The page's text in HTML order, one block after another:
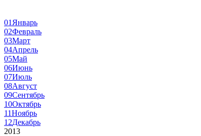
01 Январь
02Февраль
03Март
04Апрель
05Май
06Июнь
07Июль
08Август
09Сентябрь
10Октябрь
11Ноябрь
12Декабрь
2013